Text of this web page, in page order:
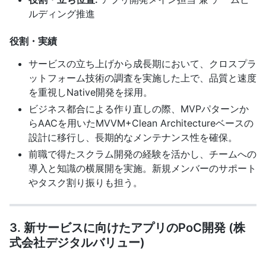
ルディング推進
役割・実績
サービスの立ち上げから成長期において、クロスプラ
ットフォーム技術の調査を実施した上で、品質と速度
を重視しNative開発を採用。
ビジネス都合による作り直しの際、MVPパターンか
らAACを用いたMVVM+Clean Architectureベースの
設計に移行し、長期的なメンテナンス性を確保。
前職で得たスクラム開発の経験を活かし、チームへの
導入と知識の横展開を実施。新規メンバーのサポート
やタスク割り振りも担う。
3. 新サービスに向けたアプリのPoC開発 (株
式会社デジタルバリュー)